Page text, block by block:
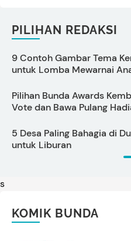
PILIHAN REDAKSI
9 Contoh Gambar Tema
untuk Lomba Mewarnai
Pilihan Bunda Awards
Vote dan Bawa Pulang
5 Desa Paling Bahagia di
untuk Liburan
s
KOMIK BUNDA